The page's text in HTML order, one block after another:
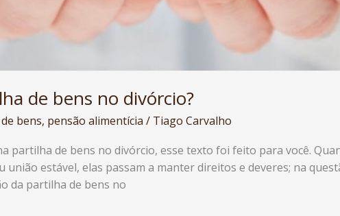
de bens no divórcio?
bens, pensão alimentícia / Tiago Carvalho
partilha de bens no divórcio, esse texto foi feito para você.
união estável, elas passam a manter direitos e deveres; na
da partilha de bens no